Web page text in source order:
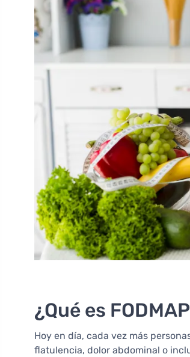
¿Qué es
Hoy en día, cada vez más
flatulencia, dolor abdominal o